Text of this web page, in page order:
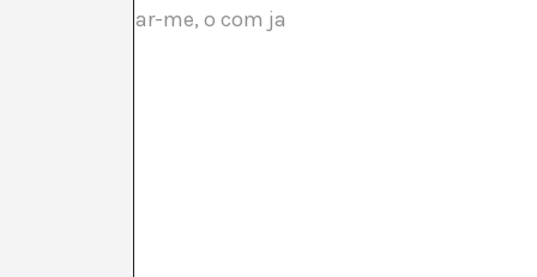
d’indigestar-me, o com ja